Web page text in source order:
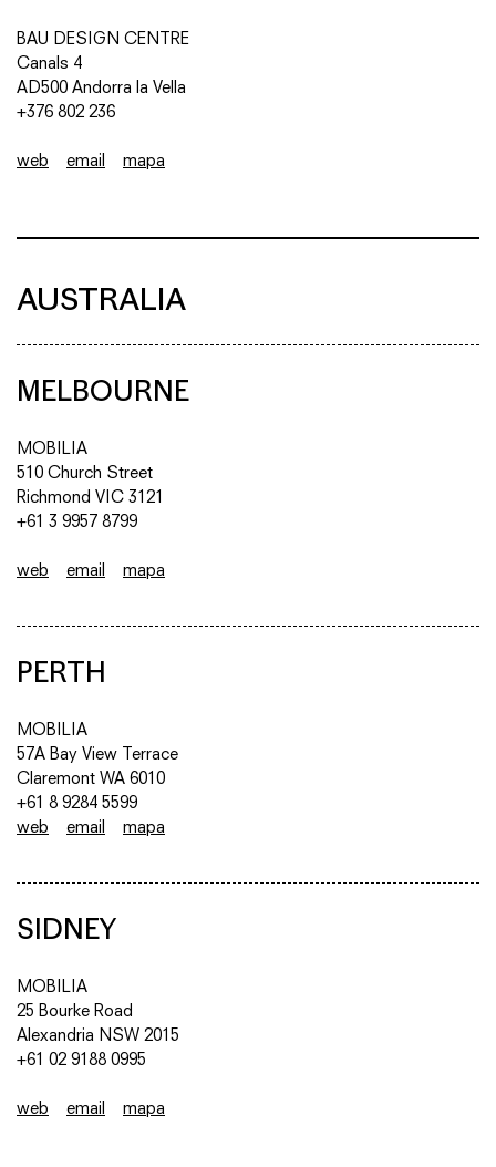
BAU DESIGN CENTRE
Canals 4
AD500 Andorra la Vella
+376 802 236
web email mapa
AUSTRALIA
MELBOURNE
MOBILIA
510 Church Street
Richmond VIC 3121
+61 3 9957 8799
web email mapa
PERTH
MOBILIA
57A Bay View Terrace
Claremont WA 6010
+61 8 9284 5599
web
email mapa
SIDNEY
MOBILIA
25 Bourke Road
Alexandria NSW 2015
+61 02 9188 0995
web email mapa